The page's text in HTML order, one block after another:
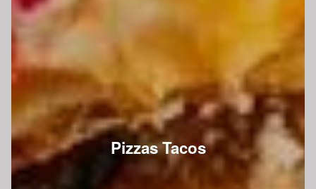
Pizzas Tacos